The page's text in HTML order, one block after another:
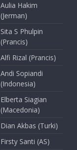
Aulia Hakim
(Jerman)
Sita S Phulpin
(Prancis)
Alfi Rizal (Prancis)
Andi Sopiandi
(Indonesia)
Elberta Siagian
(Macedonia)
Dian Akbas (Turki)
Firsty Santi (AS)